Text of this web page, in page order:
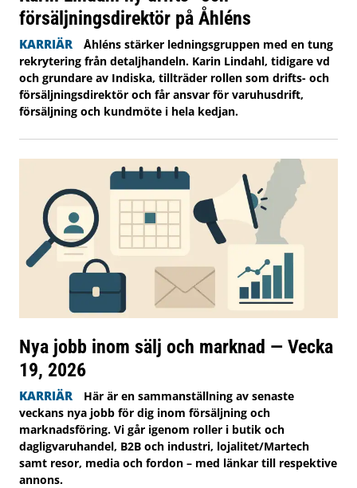
försäljningsdirektör på Åhléns
KARRIÄR
Åhléns stärker ledningsgruppen med en tung
rekrytering från detaljhandeln. Karin Lindahl, tidigare vd
och grundare av Indiska, tillträder rollen som drifts- och
försäljningsdirektör och får ansvar för varuhusdrift,
försäljning och kundmöte i hela kedjan.
Nya jobb inom sälj och marknad — Vecka
19, 2026
KARRIÄR
Här är en sammanställning av senaste
veckans nya jobb för dig inom försäljning och
marknadsföring. Vi går igenom roller i butik och
dagligvaruhandel, B2B och industri, lojalitet/Martech
samt resor, media och fordon – med länkar till respektive
annons.